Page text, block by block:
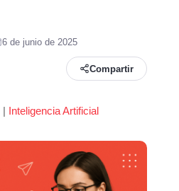
6 de junio de 2025
Compartir
| Inteligencia Artificial